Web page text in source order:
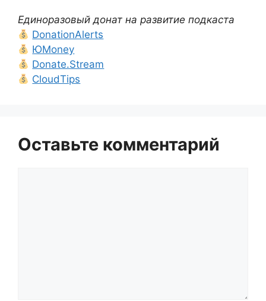
Единоразовый донат на развитие подкаста
DonationAlerts
ЮMoney
Donate.Stream
CloudTips
Оставьте комментарий